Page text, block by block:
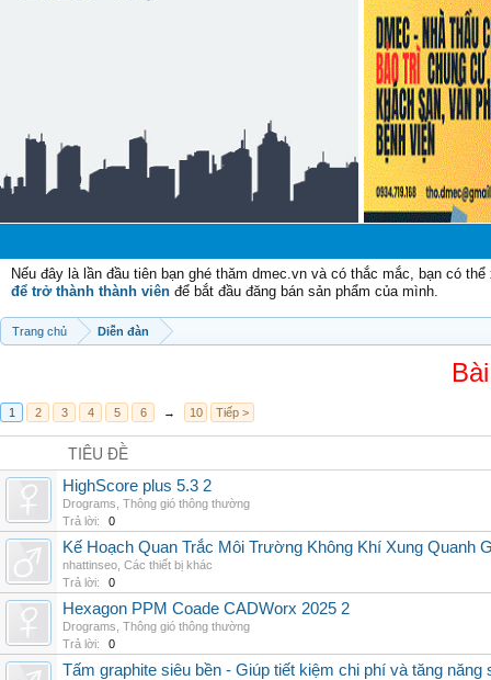
Nếu đây là lần đầu tiên bạn ghé thăm dmec.vn và có thắc mắc, bạn có
để trở thành thành viên để bắt đầu đăng bán sản phẩm của mình.
Trang chủ Diễn đàn
1 2 3 4 5 6 → 10 Tiếp >
TIÊU ĐỀ
HighScore plus 5.3 2
Drograms Thông gió thông thường
Trả lời:
0
Kế Hoạch Quan Trắc Môi Trường Không Khí Xung Quanh
nhattinseo Các thiết bị khác
Trả lời:
0
Hexagon PPM Coade CADWorx 2025 2
Drograms Thông gió thông thường
Trả lời:
0
Tấm graphite siêu bền - Giúp tiết kiệm chi phí và tăng năng